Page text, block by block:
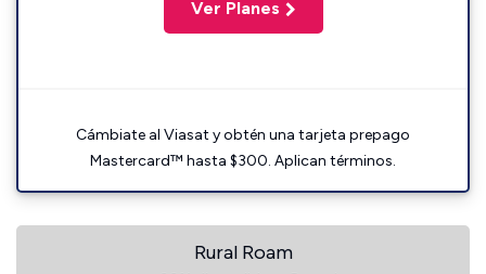
Ver Planes
Cámbiate al Viasat y obtén una tarjeta prepago
Mastercard™ hasta $300. Aplican términos.
Rural Roam